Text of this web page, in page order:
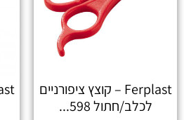
Ferplast – קוצץ ציפורניים
לכלב/חתול 598...